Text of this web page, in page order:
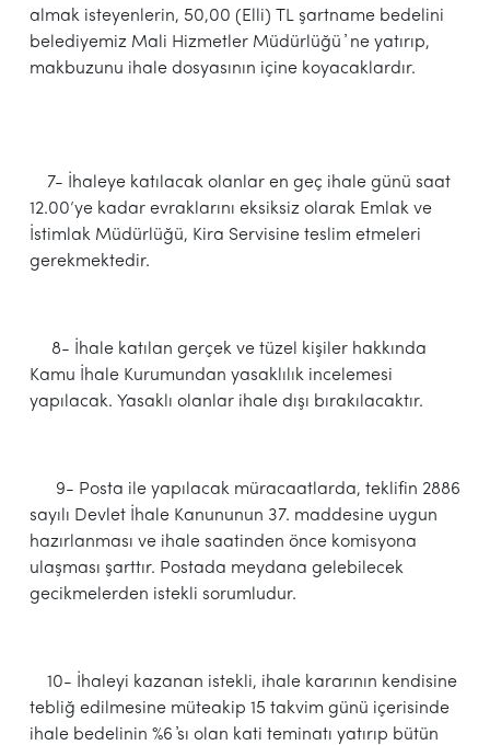
almak isteyenlerin, 50,00 (Elli) TL şartname bedelini
belediyemiz Mali Hizmetler Müdürlüğü ҆ ne yatırıp,
makbuzunu ihale dosyasının içine koyacaklardır.
7- İhaleye katılacak olanlar en geç ihale günü saat
12.00’ye kadar evraklarını eksiksiz olarak Emlak ve
İstimlak Müdürlüğü, Kira Servisine teslim etmeleri
gerekmektedir.
8- İhale katılan gerçek ve tüzel kişiler hakkında
Kamu İhale Kurumundan yasaklılık incelemesi
yapılacak. Yasaklı olanlar ihale dışı bırakılacaktır.
9- Posta ile yapılacak müracaatlarda, teklifin 2886
sayılı Devlet İhale Kanununun 37. maddesine uygun
hazırlanması ve ihale saatinden önce komisyona
ulaşması şarttır. Postada meydana gelebilecek
gecikmelerden istekli sorumludur.
10- İhaleyi kazanan istekli, ihale kararının kendisine
tebliğ edilmesine müteakip 15 takvim günü içerisinde
ihale bedelinin %6 ҆sı olan kati teminatı yatırıp bütün